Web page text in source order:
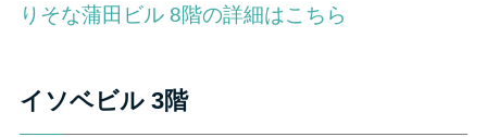
りそな蒲田ビル 8階の詳細はこちら
イソベビル 3階